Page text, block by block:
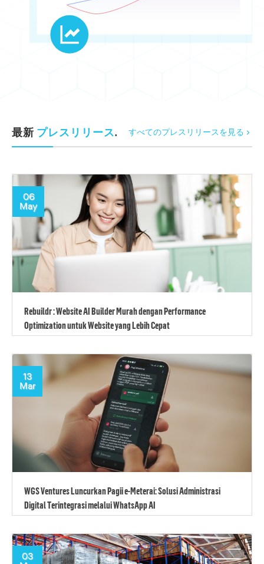
最新 プレスリリース. すべてのプレスリリースを見る
06
May
Rebuildr : Website AI Builder Murah dengan Performance
Optimization untuk Website yang Lebih Cepat
13
Mar
WGS Ventures Luncurkan Pagii e-Meterai: Solusi Administrasi
Digital Terintegrasi melalui WhatsApp AI
03